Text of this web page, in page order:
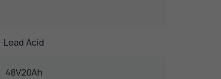
Lead Acid
48V20Ah